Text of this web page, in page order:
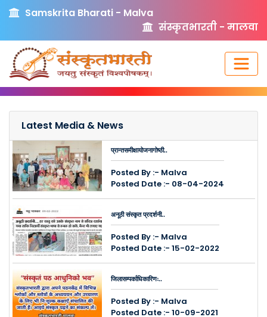
Samskrita Bharati - Malva
संस्कृतभारती - मालवा
Latest Media & News
प्रान्तसमीक्षायोजनागोष्ठी..
Posted By :- Malva
Posted Date :- 08-04-2024
अनूठी संस्कृत प्रदर्शनी..
Posted By :- Malva
Posted Date :- 15-02-2022
जिलासम्पर्काधिकारिणः..
Posted By :- Malva
Posted Date :- 10-09-2021